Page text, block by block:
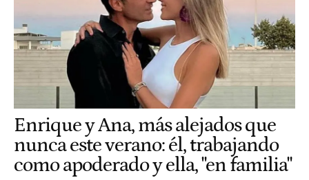
Enrique y Ana, más alejados que
nunca este verano: él, trabajando
como apoderado y ella, "en familia"